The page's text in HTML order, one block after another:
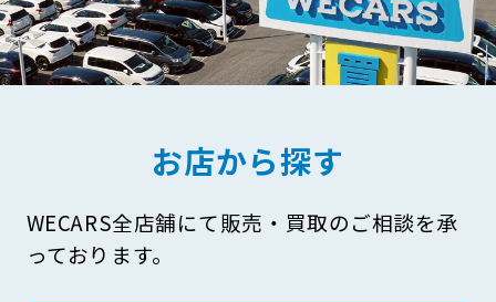
お店から探す
WECARS全店舗にて販売・買取のご相談を承
っております。